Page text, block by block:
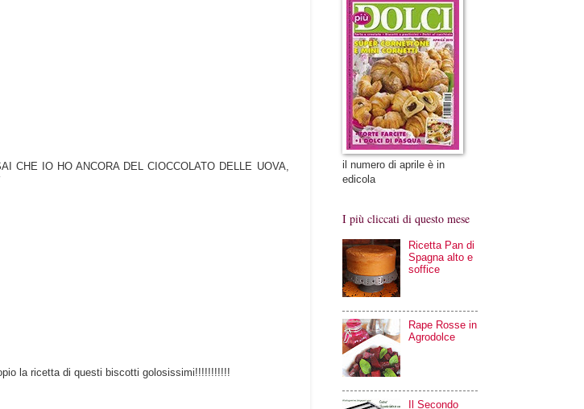
CHE IO HO ANCORA DEL CIOCCOLATO DELLE UOVA,
la ricetta di questi biscotti golosissimi!!!!!!!!!!!
il numero di aprile è in
edicola
I più cliccati di questo mese
Ricetta Pan di
Spagna alto e
soffice
Rape Rosse in
Agrodolce
Il Secondo